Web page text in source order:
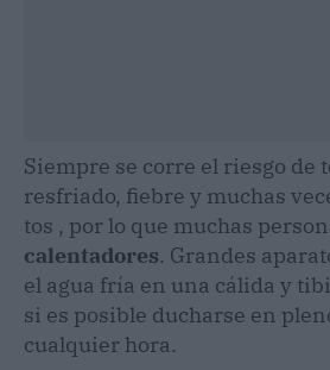
Siempre se corre el riesgo de
resfriado, fiebre y muchas
tos , por lo que muchas
calentadores. Grandes
el agua fría en una cálida y
si es posible ducharse en
cualquier hora.